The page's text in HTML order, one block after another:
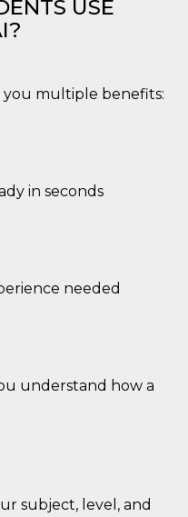
USE
you multiple benefits:
in seconds
needed
understand how a
subject, level, and